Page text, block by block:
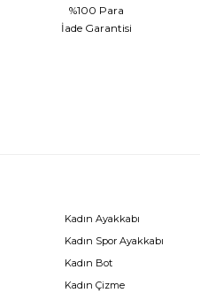
%100 Para
İade Garantisi
Kadın Ayakkabı
Kadın Spor Ayakkabı
Kadın Bot
Kadın Çizme